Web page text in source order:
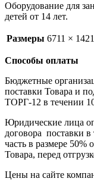
Оборудование для
детей от 14 лет.
Размеры 6711 ×
Способы оплаты
Бюджетные
поставки Товара и
ТОРГ-12 в течении
Юридические лица
договора поставки
часть в размере 50%
Товара, перед
Цены на сайте